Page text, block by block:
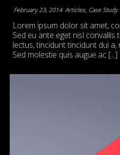
February 23, 2014 Articles, Case Study
Lorem ipsum dolor sit amet,
Sed eu ante eget nisl convallis
lectus, tincidunt tincidunt dui
Sed molestie quis augue ac [...]